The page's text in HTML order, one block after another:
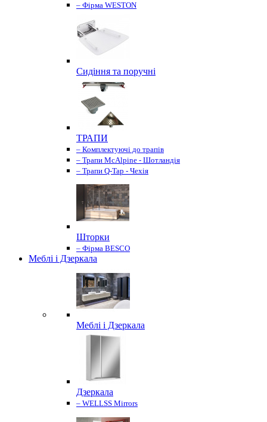
– Фірма WESTON
Сидіння та поручні
ТРАПИ
– Комплектуючі до трапів
– Трапи McAlpine - Шотландія
– Трапи Q-Tap - Чехія
Шторки
– Фірма BESCO
Меблі і Дзеркала
Меблі і Дзеркала
Дзеркала
– WELLSS Mirrors